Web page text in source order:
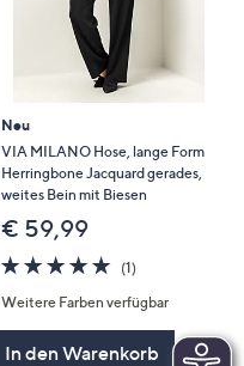
Neu
VIA MILANO Hose, lange Form
Herringbone Jacquard gerades,
weites Bein mit Biesen
€ 59,99
5.0
von
5
(1)
Weitere Farben verfügbar
In den Warenkorb